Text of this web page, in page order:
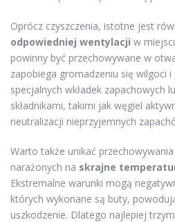
Oprócz czyszczenia, istotne jest
odpowiedniej wentylacji w
powinny być przechowywane w
zapobiega gromadzeniu się wilgoci i
specjalnych wkładek zapachowych
składnikami, takimi jak węgiel
neutralizacji nieprzyjemnych
Warto także unikać
narażonych na skrajne
Ekstremalne warunki mogą
których wykonane są buty,
uszkodzenie. Dlatego najlepiej